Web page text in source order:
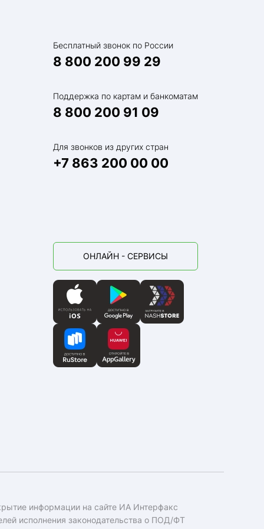
Бесплатный звонок по России
8 800 200 99 29
Поддержка по картам и банкоматам
8 800 200 91 09
Для звонков из других стран
+7 863 200 00 00
ОНЛАЙН - СЕРВИСЫ
информации на сайте ИА Интерфакс
исполнения законодательства о ПОД/ФТ